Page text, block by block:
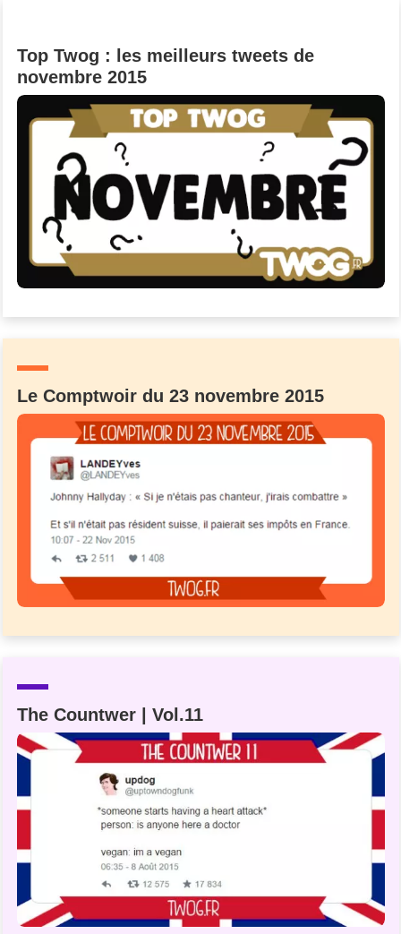
Top Twog : les meilleurs tweets de
novembre 2015
Le Comptwoir du 23 novembre 2015
The Countwer | Vol.11
Un Thread
C'EST PARTI